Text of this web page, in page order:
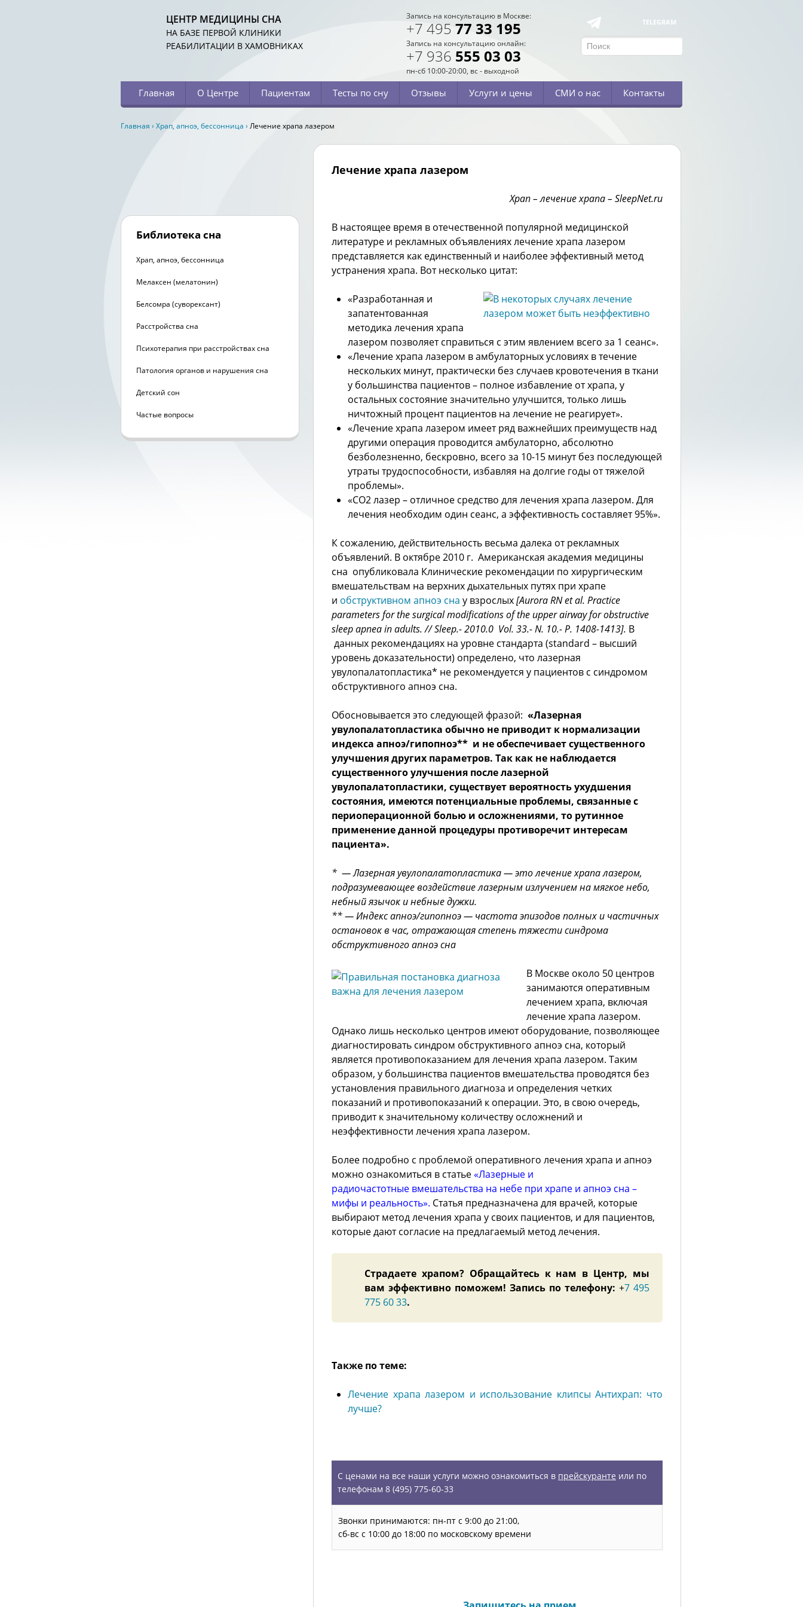
ЦЕНТР МЕДИЦИНЫ СНА
НА БАЗЕ ПЕРВОЙ КЛИНИКИ
РЕАБИЛИТАЦИИ В ХАМОВНИКАХ
Запись на консультацию в Москве:
+7 495 77 33 195
Запись на консультацию онлайн:
+7 936 555 03 03
пн-сб 10:00-20:00, вс - выходной
TELEGRAM
Главная О Центре Пациентам Тесты по сну Отзывы Услуги и цены СМИ о нас Контакты
Главная › Храп, апноэ, бессонница › Лечение храпа лазером
Лечение храпа лазером
Храп – лечение храпа – SleepNet.ru
В настоящее время в отечественной популярной медицинской
литературе и рекламных объявлениях лечение храпа лазером
представляется как единственный и наиболее эффективный метод
устранения храпа. Вот несколько цитат:
«Разработанная и
запатентованная
методика лечения храпа
лазером позволяет справиться с этим явлением всего за 1 сеанс».
«Лечение храпа лазером в амбулаторных условиях в течение
нескольких минут, практически без случаев кровотечения в ткани
у большинства пациентов – полное избавление от храпа, у
остальных состояние значительно улучшится, только лишь
ничтожный процент пациентов на лечение не реагирует».
«Лечение храпа лазером имеет ряд важнейших преимуществ над
другими операция проводится амбулаторно, абсолютно
безболезненно, бескровно, всего за 10-15 минут без последующей
утраты трудоспособности, избавляя на долгие годы от тяжелой
проблемы».
«СО2 лазер – отличное средство для лечения храпа лазером. Для
лечения необходим один сеанс, а эффективность составляет 95%».
К сожалению, действительность весьма далека от рекламных
объявлений. В октябре 2010 г. Американская академия медицины
сна опубликовала Клинические рекомендации по хирургическим
вмешательствам на верхних дыхательных путях при храпе
и обструктивном апноэ сна у взрослых[AuroraRNetal. Practice
parameters for the surgical modifications of the upper airway for obstructive
sleep apnea in adults.// Sleep.- 2010.0 Vol. 33.- N. 10.- P. 1408-1413]. В
данных рекомендациях на уровне стандарта (standard – высший
уровень доказательности) определено, что лазерная
увулопалатопластика* не рекомендуется у пациентов с синдромом
обструктивного апноэ сна.
Обосновывается это следующей фразой: «Лазерная
увулопалатопластика обычно не приводит к нормализации
индекса апноэ/гипопноэ** и не обеспечивает существенного
улучшения других параметров. Так как не наблюдается
существенного улучшения после лазерной
увулопалатопластики, существует вероятность ухудшения
состояния, имеются потенциальные проблемы, связанные с
периоперационной болью и осложнениями, то рутинное
применение данной процедуры противоречит интересам
пациента».
* — Лазерная увулопалатопластика — это лечение храпа лазером,
подразумевающее воздействие лазерным излучением на мягкое небо,
небный язычок и небные дужки.
** — Индекс апноэ/гипопноэ — частота эпизодов полных и частичных
остановок в час, отражающая степень тяжести синдрома
обструктивного апноэ сна
В Москве около 50 центров
занимаются оперативным
лечением храпа, включая
лечение храпа лазером.
Однако лишь несколько центров имеют оборудование, позволяющее
диагностировать синдром обструктивного апноэ сна, который
является противопоказанием для лечения храпа лазером. Таким
образом, у большинства пациентов вмешательства проводятся без
установления правильного диагноза и определения четких
показаний и противопоказаний к операции. Это, в свою очередь,
приводит к значительному количеству осложнений и
неэффективности лечения храпа лазером.
Более подробно с проблемой оперативного лечения храпа и апноэ
можно ознакомиться в статье«Лазерные и
радиочастотные вмешательства на небе при храпе и апноэ сна –
мифы и реальность». Статья предназначена для врачей, которые
выбирают метод лечения храпа у своих пациентов, и для пациентов,
которые дают согласие на предлагаемый метод лечения.
Страдаете храпом? Обращайтесь к нам в Центр, мы
вам эффективно поможем! Запись по телефону: +7 495
775 60 33.
Также по теме:
Лечение храпа лазером и использование клипсы Антихрап: что
лучше?
С ценами на все наши услуги можно ознакомиться в прейскуранте или по
телефонам 8 (495) 775-60-33
Звонки принимаются: пн-пт с 9:00 до 21:00,
сб-вс с 10:00 до 18:00 по московскому времени
Библиотека сна
Храп, апноэ, бессонница
Мелаксен (мелатонин)
Белсомра (суворексант)
Расстройства сна
Психотерапия при расстройствах сна
Патология органов и нарушения сна
Детский сон
Частые вопросы